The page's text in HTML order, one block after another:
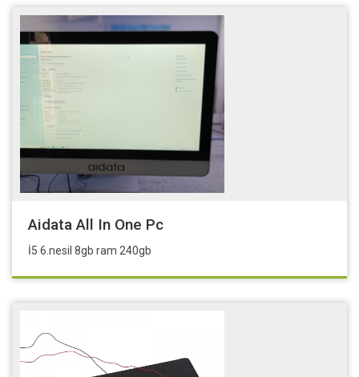
Aidata All In One Pc
İ5 6.nesil 8gb ram 240gb